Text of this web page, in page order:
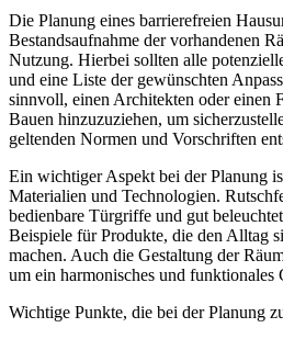
Die Planung eines barrierefreien
Bestandsaufnahme der vorhandenen
Nutzung. Hierbei sollten alle
und eine Liste der gewünschten
sinnvoll, einen Architekten oder einen
Bauen hinzuzuziehen, um
geltenden Normen und Vorschriften
Ein wichtiger Aspekt bei der Planung
Materialien und Technologien.
bedienbare Türgriffe und gut
Beispiele für Produkte, die den Alltag
machen. Auch die Gestaltung der
um ein harmonisches und funktionales
Wichtige Punkte, die bei der Planung